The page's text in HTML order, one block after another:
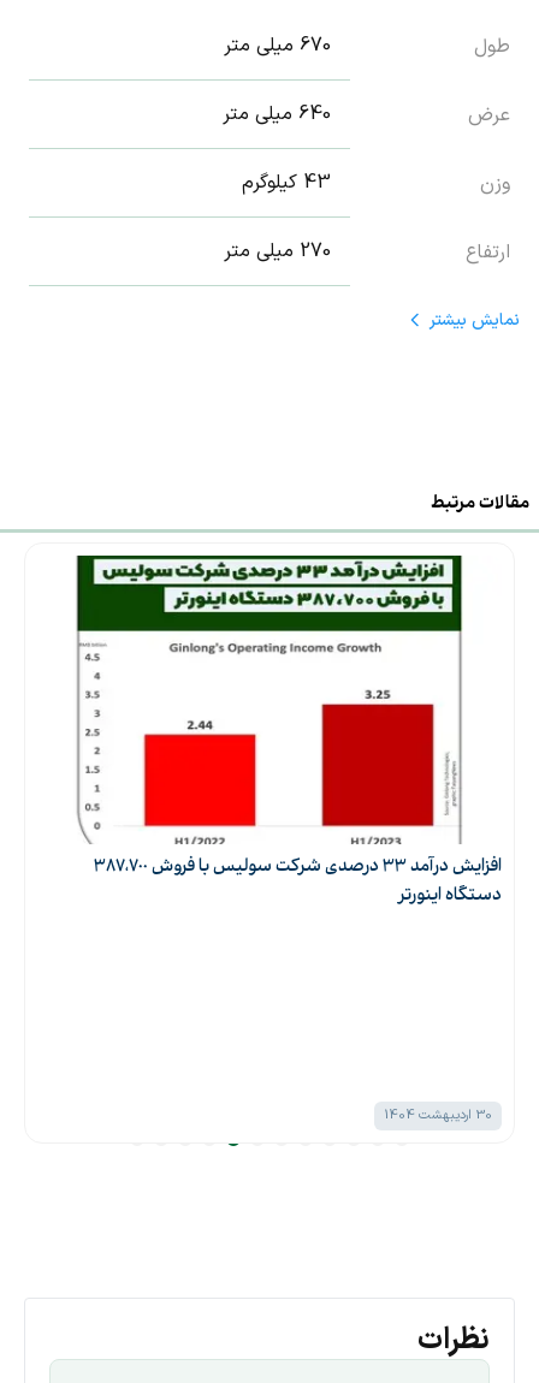
طول 670 میلی متر
عرض 640 میلی متر
وزن 43 کیلوگرم
ارتفاع 270 میلی متر
تکنولوژی محصول
محدوده ولتاژ
MPPT
200-1000 ولت
حداکثر توان خروجی
50 کیلووات
نمایش بیشتر
مقالات مرتبط
افزایش درآمد 33 درصدی شرکت سولیس با فروش 387،700
دستگاه اینورتر
30 اردیبهشت 1404
نظرات